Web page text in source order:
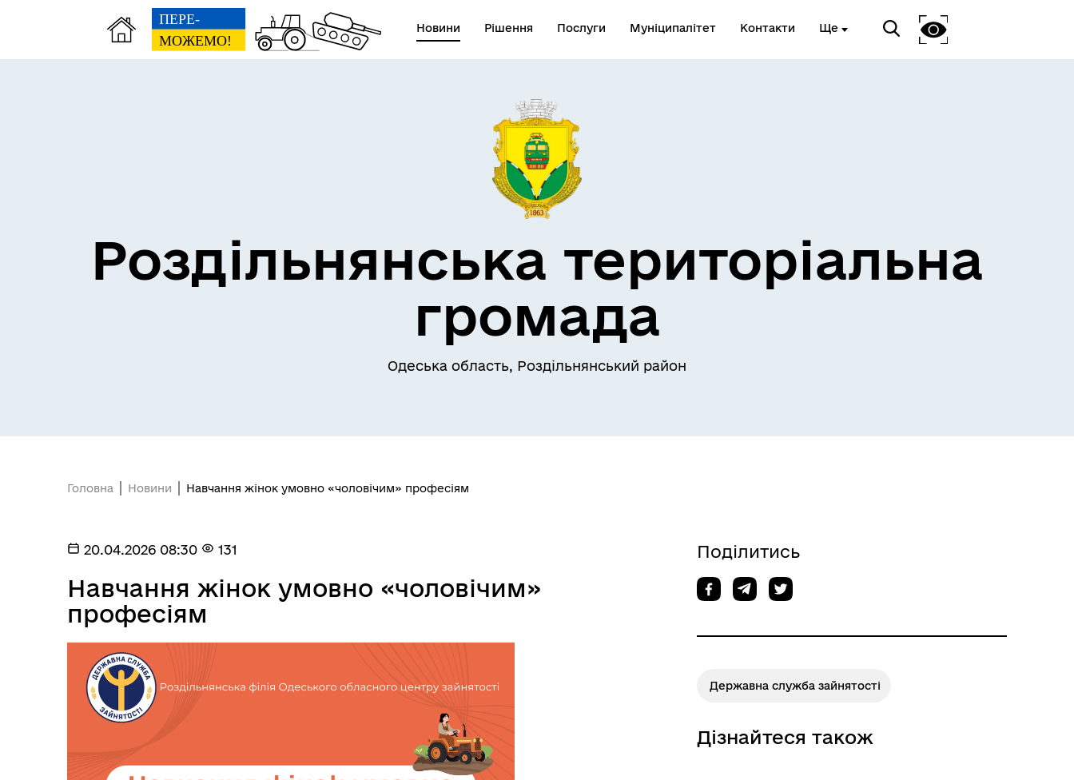
Новини Рішення Послуги Муніципалітет Контакти Ще
Засідання виконавчого
комітету
Пам’яті військових громади
Роздільнянська територіальна
громада
Одеська область, Роздільнянський район
Головна Новини Навчання жінок умовно «чоловічим» професіям
20.04.2026 08:30 131
Навчання жінок умовно «чоловічим»
професіям
Поділитись
Державна служба зайнятості
Дізнайтеся також